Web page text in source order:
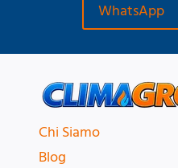
WhatsApp
Chi Siamo
Blog